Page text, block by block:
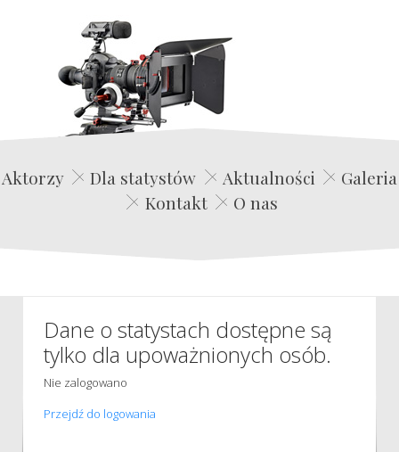
Edwin Film Agencja Aktorska
Aktorzy Dla statystów Aktualności
Galeria
Kontakt
O nas
Dane o statystach dostępne są
tylko dla upoważnionych osób.
Nie zalogowano
Przejdź do logowania